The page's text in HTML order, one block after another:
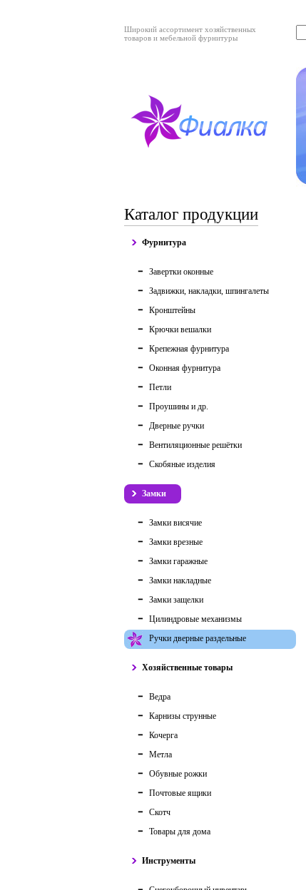
Широкий ассортимент хозяйственных
товаров и мебельной фурнитуры
Каталог продукции
Фурнитура
Завертки оконные
Задвижки, накладки, шпингалеты
Кронштейны
Крючки вешалки
Крепежная фурнитура
Оконная фурнитура
Петли
Проушины и др.
Дверные ручки
Вентиляционные решётки
Скобяные изделия
Замки
Замки висячие
Замки врезные
Замки гаражные
Замки накладные
Замки защелки
Цилиндровые механизмы
Ручки дверные раздельные
Хозяйственные товары
Ведра
Карнизы струнные
Кочерга
Метла
Обувные рожки
Почтовые ящики
Скотч
Товары для дома
Инструменты